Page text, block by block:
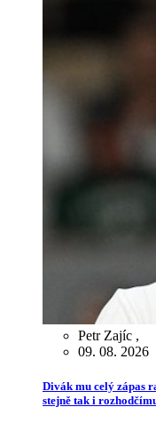
Petr Zajíc ,
09. 08. 2026
Divák mu celý zápas
stejně tak i